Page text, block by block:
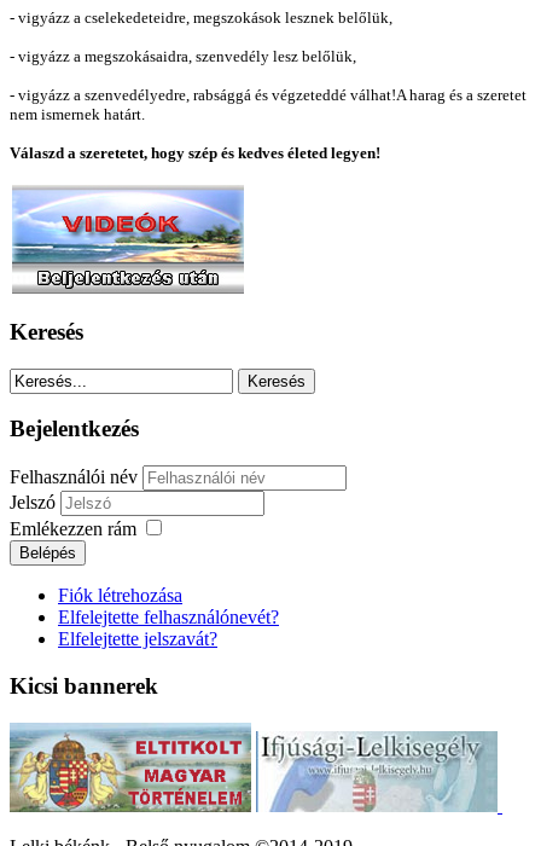
- vigyázz a cselekedeteidre, megszokások lesznek belőlük,
- vigyázz a megszokásaidra, szenvedély lesz belőlük,
- vigyázz a szenvedélyedre, rabsággá és végzeteddé válhat!A harag és a szeretet
nem ismernek határt.
Válaszd a szeretetet, hogy szép és kedves életed legyen!
Keresés
Bejelentkezés
Felhasználói név
Jelszó
Emlékezzen rám
Fiók létrehozása
Elfelejtette felhasználónevét?
Elfelejtette jelszavát?
Kicsi bannerek